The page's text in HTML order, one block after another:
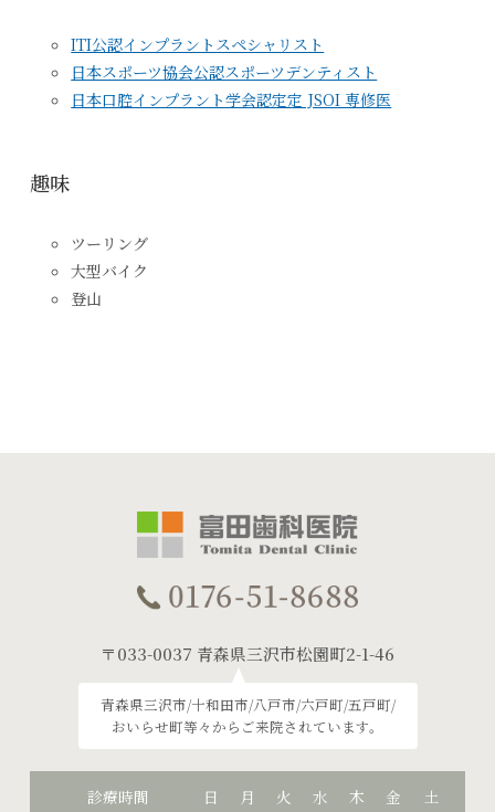
ITI公認インプラントスペシャリスト
日本スポーツ協会公認スポーツデンティスト
日本口腔インプラント学会認定定 JSOI 専修医
趣味
ツーリング
大型バイク
登山
〒033-0037 青森県三沢市松園町2-1-46
青森県三沢市/十和田市/八戸市/六戸町/五戸町/
おいらせ町等々からご来院されています。
診療時間 日 月 火 水 木 金 土